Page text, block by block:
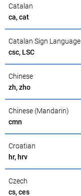
Catalan
ca, cat
Catalan Sign Language
csc, LSC
Chinese
zh, zho
Chinese (Mandarin)
cmn
Croatian
hr, hrv
Czech
cs, ces